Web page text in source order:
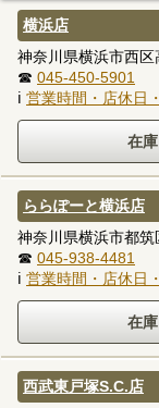
横浜店
神奈川県横浜市西
☎ 045-450-5901
ℹ 営業時間・店休日
ららぽーと横浜店
神奈川県横浜市都
☎ 045-938-4481
ℹ 営業時間・店休日
西武東戸塚S.C.店